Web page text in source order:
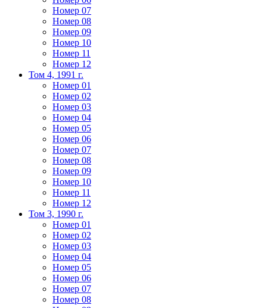
Номер 07
Номер 08
Номер 09
Номер 10
Номер 11
Номер 12
Том 4, 1991 г.
Номер 01
Номер 02
Номер 03
Номер 04
Номер 05
Номер 06
Номер 07
Номер 08
Номер 09
Номер 10
Номер 11
Номер 12
Том 3, 1990 г.
Номер 01
Номер 02
Номер 03
Номер 04
Номер 05
Номер 06
Номер 07
Номер 08